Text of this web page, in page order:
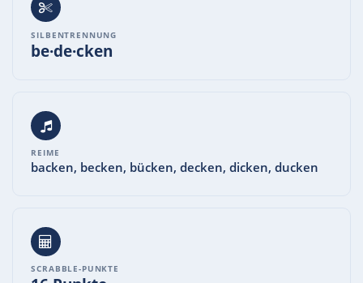
SILBENTRENNUNG
be·de·cken
REIME
backen, becken, bücken, decken, dicken, ducken
SCRABBLE-PUNKTE